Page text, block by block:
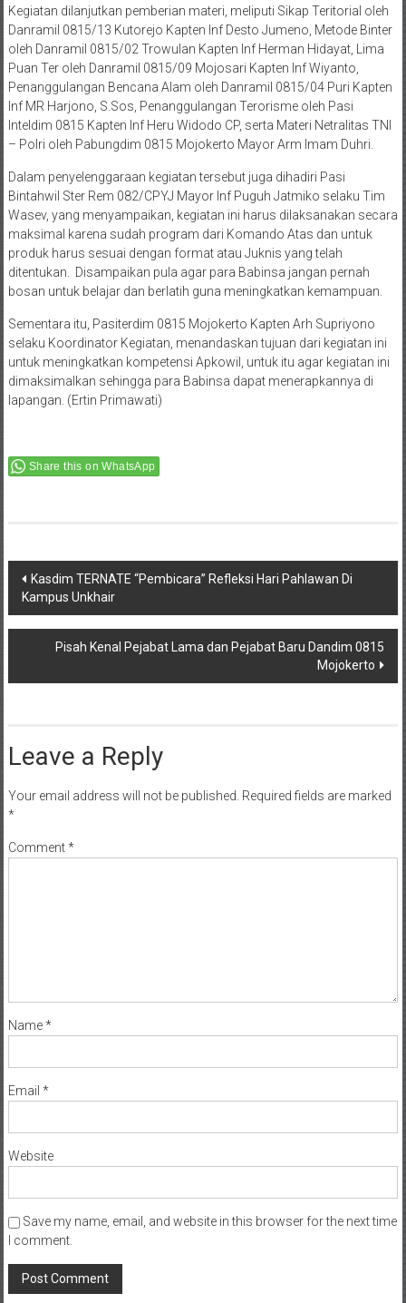
Kegiatan dilanjutkan pemberian materi, meliputi Sikap Teritorial oleh
Danramil 0815/13 Kutorejo Kapten Inf Desto Jumeno, Metode Binter
oleh Danramil 0815/02 Trowulan Kapten Inf Herman Hidayat, Lima
Puan Ter oleh Danramil 0815/09 Mojosari Kapten Inf Wiyanto,
Penanggulangan Bencana Alam oleh Danramil 0815/04 Puri Kapten
Inf MR Harjono, S.Sos, Penanggulangan Terorisme oleh Pasi
Inteldim 0815 Kapten Inf Heru Widodo CP, serta Materi Netralitas TNI
– Polri oleh Pabungdim 0815 Mojokerto Mayor Arm Imam Duhri.
Dalam penyelenggaraan kegiatan tersebut juga dihadiri Pasi
Bintahwil Ster Rem 082/CPYJ Mayor Inf Puguh Jatmiko selaku Tim
Wasev, yang menyampaikan, kegiatan ini harus dilaksanakan secara
maksimal karena sudah program dari Komando Atas dan untuk
produk harus sesuai dengan format atau Juknis yang telah
ditentukan. Disampaikan pula agar para Babinsa jangan pernah
bosan untuk belajar dan berlatih guna meningkatkan kemampuan.
Sementara itu, Pasiterdim 0815 Mojokerto Kapten Arh Supriyono
selaku Koordinator Kegiatan, menandaskan tujuan dari kegiatan ini
untuk meningkatkan kompetensi Apkowil, untuk itu agar kegiatan ini
dimaksimalkan sehingga para Babinsa dapat menerapkannya di
lapangan. (Ertin Primawati)
Share this on WhatsApp
Post
navigation
Kasdim TERNATE “Pembicara” Refleksi Hari Pahlawan Di
Kampus Unkhair
Pisah Kenal Pejabat Lama dan Pejabat Baru Dandim 0815
Mojokerto
Leave a Reply
Your email address will not be published. Required fields are marked
*
Comment*
Name*
Email *
Website
Save my name, email, and website in this browser for the next time
I comment.